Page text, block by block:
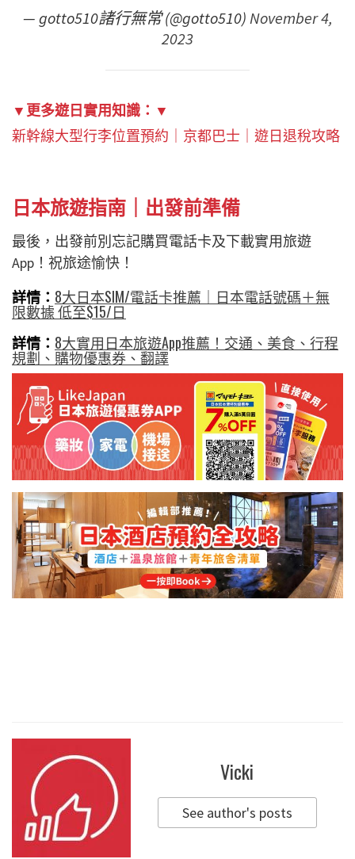
— gotto510諸行無常 (@gotto510)November 4,
2023
▼更多遊日實用知識：▼
新幹線大型行李位置預約 京都巴士 遊日退稅攻略
日本旅遊指南｜出發前準備
最後，出發前別忘記購買電話卡及下載實用旅遊
App！祝旅途愉快！
詳情： 8大日本SIM/電話卡推薦｜日本電話號碼＋無
限數據 低至$15/日
詳情： 8大實用日本旅遊App推薦！交通、美食、行程
規劃、購物優惠券、翻譯
Vicki
See author's posts